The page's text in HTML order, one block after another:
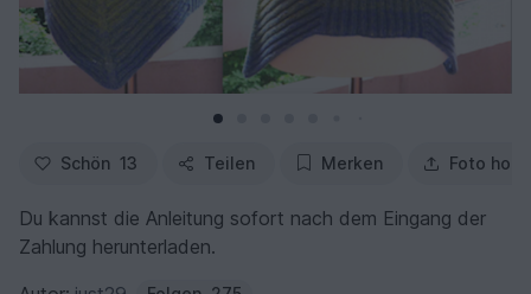
Schön 13 Teilen Merken Foto
Du kannst die Anleitung sofort nach dem Eingang der
Zahlung herunterladen.